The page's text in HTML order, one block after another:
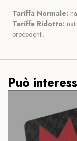
Tariffa Normale:
Tariffa Ridotto:
precedenti.
Può